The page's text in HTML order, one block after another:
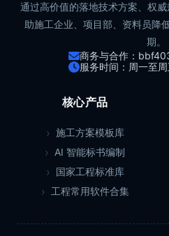
通过高价值的落地技术方案、权
助施工企业、项目部、资料员降
期。
商务与合作：
服务时间：周一至
核心产品
施工方案模板库
AI 智能标书编制
国家工程标准库
工程常用软件合集